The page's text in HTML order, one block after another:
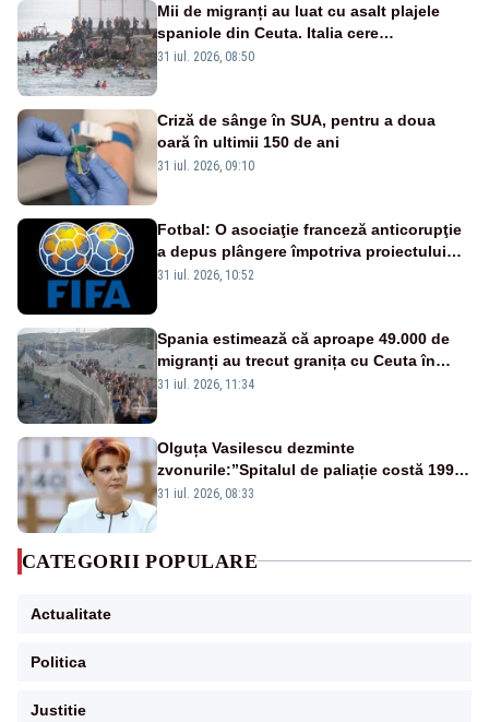
Mii de migranți au luat cu asalt plajele
spaniole din Ceuta. Italia cere
suspendarea Spaniei din Schengen
31 iul. 2026, 08:50
Criză de sânge în SUA, pentru a doua
oară în ultimii 150 de ani
31 iul. 2026, 09:10
Fotbal: O asociaţie franceză anticorupţie
a depus plângere împotriva proiectului
FIFA
31 iul. 2026, 10:52
Spania estimează că aproape 49.000 de
migranți au trecut granița cu Ceuta în
ultimele 24 de ore. Bilanțul morților a
31 iul. 2026, 11:34
Olguța Vasilescu dezminte
zvonurile:”Spitalul de paliație costă 199
de milioane de euro, nu 500 de milioane”
31 iul. 2026, 08:33
CATEGORII POPULARE
Actualitate
Politica
Justitie